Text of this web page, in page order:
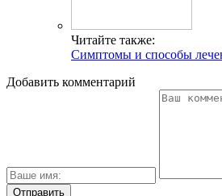
Читайте также:
Симптомы и способы
Добавить комментарий